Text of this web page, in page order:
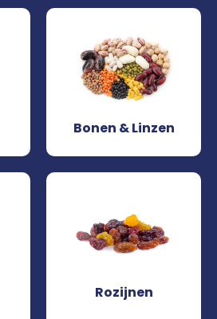
Bonen & Linzen
Rozijnen